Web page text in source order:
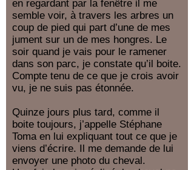
en regardant par la fenêtre il me
semble voir, à travers les arbres un
coup de pied qui part d’une de mes
jument sur un de mes hongres. Le
soir quand je vais pour le ramener
dans son parc, je constate qu’il boite.
Compte tenu de ce que je crois avoir
vu, je ne suis pas étonnée.
Quinze jours plus tard, comme il
boite toujours, j’appelle Stéphane
Toma en lui expliquant tout ce que je
viens d’écrire. Il me demande de lui
envoyer une photo du cheval.